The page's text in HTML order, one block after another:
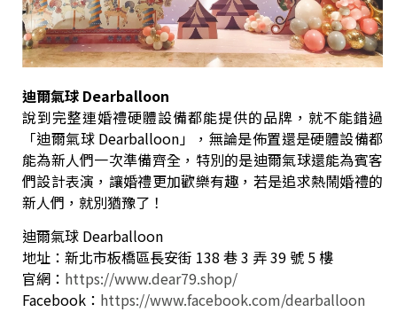
迪爾氣球 Dearballoon
說到完整連婚禮硬體設備都能提供的品牌，就不能錯過
「迪爾氣球 Dearballoon」，無論是佈置還是硬體設備都
能為新人們一次準備齊全，特別的是迪爾氣球還能為賓客
們設計表演，讓婚禮更加歡樂有趣，若是追求熱鬧婚禮的
新人們，就別猶豫了！
迪爾氣球 Dearballoon
地址：新北市板橋區長安街 138 巷 3 弄 39 號 5 樓
官網： https://www.dear79.shop/
Facebook： https://www.facebook.com/dearballoon